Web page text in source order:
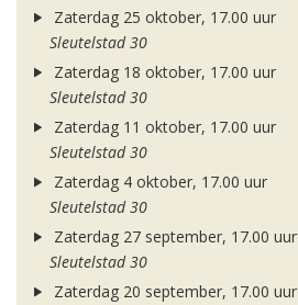
Zaterdag 25 oktober, 17.00 uur
Sleutelstad 30
Zaterdag 18 oktober, 17.00 uur
Sleutelstad 30
Zaterdag 11 oktober, 17.00 uur
Sleutelstad 30
Zaterdag 4 oktober, 17.00 uur
Sleutelstad 30
Zaterdag 27 september, 17.00 uur
Sleutelstad 30
Zaterdag 20 september, 17.00 uur